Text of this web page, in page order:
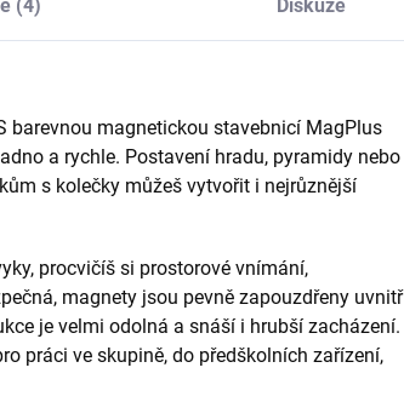
(4) Diskuze
barevnou magnetickou stavebnicí MagPlus
a rychle. Postavení hradu, pyramidy nebo
s kolečky můžeš vytvořit i nejrůznější
procvičíš si prostorové vnímání,
magnety jsou pevně zapouzdřeny uvnitř
je velmi odolná a snáší i hrubší zacházení.
práci ve skupině, do předškolních zařízení,